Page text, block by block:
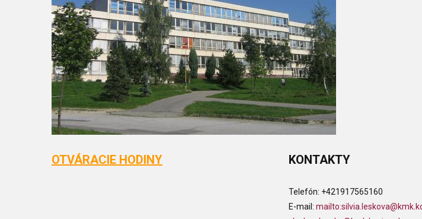
OTVÁRACIE HODINY KONTAKTY
Telefón: +421917565160
E-mail: mailto: